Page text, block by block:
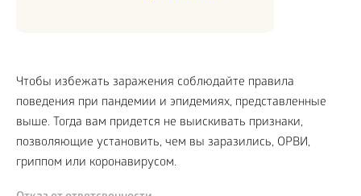
Чтобы избежать заражения соблюдайте правила
поведения при пандемии и эпидемиях, представленные
выше. Тогда вам придется не выискивать признаки,
позволяющие установить, чем вы заразились, ОРВИ,
гриппом или коронавирусом.